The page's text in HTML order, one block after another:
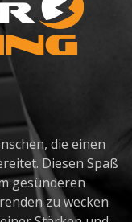
die einen
Diesen Spaß
gesünderen
zu wecken